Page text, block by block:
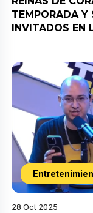
TEMPORADA Y
INVITADOS EN
28 Oct 2025